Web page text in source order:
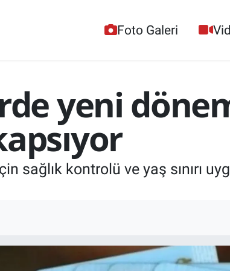
Foto Galeri
yeni
sağlık kontrolü ve yaş sınırı